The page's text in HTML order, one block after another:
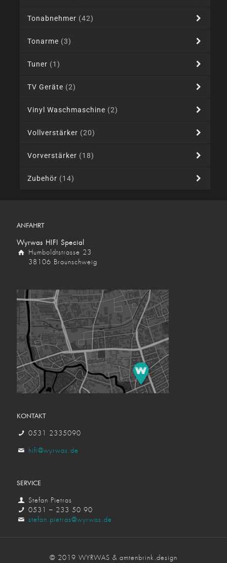
Tonabnehmer (42)
Tonarme (3)
Tuner (1)
TV Geräte (2)
Vinyl Waschmaschine (2)
Vollverstärker (20)
Vorverstärker (18)
Zubehör (14)
ANFAHRT
Wyrwas HIFI Special
Humboldtstrasse 23
38106 Braunschweig
KONTAKT
0531 2335090
hifi@wyrwas.de
SERVICE
Stefan Pietras
0531 – 233 50 90
stefan.pietras@wyrwas.de
© 2019 WYRWAS & amtenbrink.design